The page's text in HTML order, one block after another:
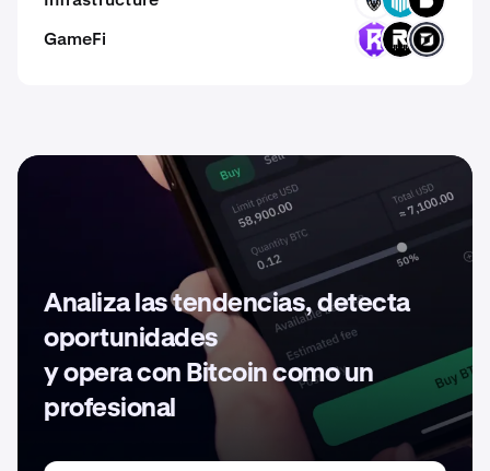
GameFi RST ROOTDARKSTAR
Analiza las tendencias, detecta
oportunidades
y opera con Bitcoin como un
profesional